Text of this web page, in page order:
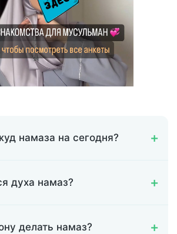
намаза на сегодня?
духа намаз?
делать намаз?